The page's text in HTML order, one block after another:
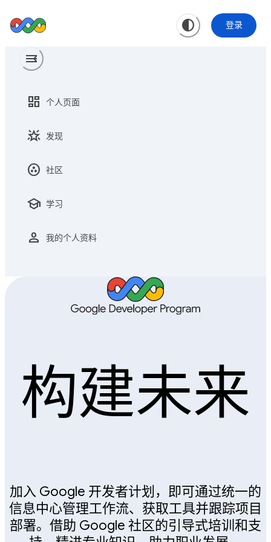
contrast 登录
menu
menu_open
dashboard 个人页面
star_shine 发现
communities 社区
school 学习
person 我的个人资料
构建未来
加入 Google 开发者计划，即可通过统一的
信息中心管理工作流、获取工具并跟踪项目
部署。借助 Google 社区的引导式培训和支